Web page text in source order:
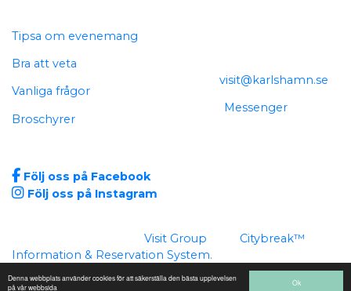
Ok
Denna webbplats använder cookies för att säkerställa den bästa upplevelsen
på vår webbsida
Tipsa om evenemang
Bra att veta
Vanliga frågor
Broschyrer
visit@karlshamn.se
Messenger
Följ oss på Facebook
Följ oss på Instagram
Visit Group
Citybreak™
Information & Reservation System.
WEBX CMS